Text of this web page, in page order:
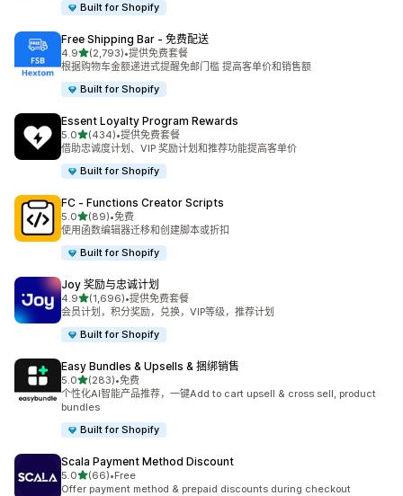
Built for Shopify
Free Shipping Bar ‑ 免费配送
4.9星（满分 5 星）
(2,793)
总共 2793 条评论
•提供免费套餐
根据购物车金额递进式提醒免邮门槛 提高客单价和销售额
Built for Shopify
Essent Loyalty Program Rewards
5.0星（满分 5 星）
(434)
总共 434 条评论
•提供免费套餐
借助忠诚度计划、VIP 奖励计划和推荐功能提高客单价
Built for Shopify
FC ‑ Functions Creator Scripts
5.0星（满分 5 星）
(89)
总共 89 条评论
•免费
使用函数编辑器迁移和创建脚本或折扣
Built for Shopify
Joy 奖励与忠诚计划
4.9星（满分 5 星）
(1,696)
总共 1696 条评论
•提供免费套餐
会员计划，积分奖励，兑换，VIP等级，推荐计划
Built for Shopify
Easy Bundles & Upsells & 捆绑销售
5.0星（满分 5 星）
(283)
总共 283 条评论
•免费
个性化AI智能产品推荐，一键Add to cart upsell & cross sell, product
bundles
Built for Shopify
Scala Payment Method Discount
5.0星（满分 5 星）
(66)
总共 66 条评论
•Free
Offer payment method & prepaid discounts during checkout